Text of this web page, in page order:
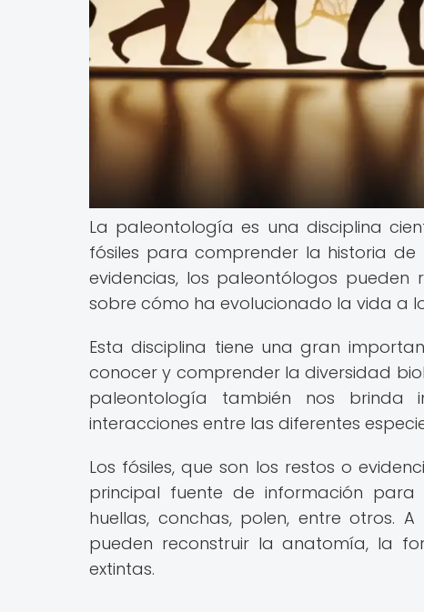
La paleontología es una disciplina
fósiles para comprender la historia
evidencias, los paleontólogos
sobre cómo ha evolucionado la vida a
Esta disciplina tiene una gran
conocer y comprender la diversidad
paleontología también nos brinda
interacciones entre las diferentes
Los fósiles, que son los restos o
principal fuente de información para
huellas, conchas, polen, entre otros.
pueden reconstruir la anatomía, la
extintas.